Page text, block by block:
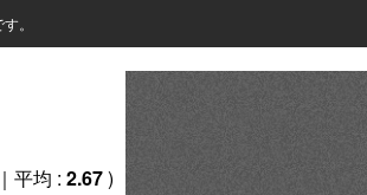
。
平均 : 2.67)